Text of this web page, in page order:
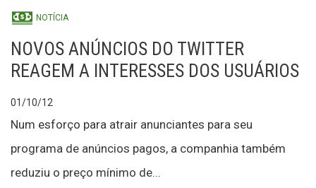
NOTÍCIA
NOVOS ANÚNCIOS DO TWITTER
REAGEM A INTERESSES DOS USUÁRIOS
01/10/12
Num esforço para atrair anunciantes para seu
programa de anúncios pagos, a companhia também
reduziu o preço mínimo de...